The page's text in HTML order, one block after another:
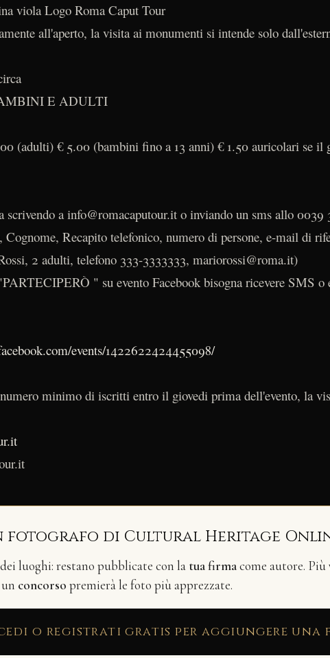
viola Logo Roma Caput Tour
all'aperto, la visita ai monumenti si intende solo
E ADULTI
(adulti) € 5.00 (bambini fino a 13 anni) € 1.50 auricolari se il
scrivendo a info@romacaputour.it o inviando un sms allo
Recapito telefonico, numero di persone, e-mail di
2 adulti, telefono 333-3333333, mariorossi@roma.it)
" su evento Facebook bisogna ricevere SMS
events/1422622424455098/
minimo di iscritti entro il giovedi prima dell'evento, la
fotografo di Cultural Heritage
luoghi: restano pubblicate con la tua firmacome autore.
concorso premierà le foto più apprezzate.
o registrati gratis per aggiungere una